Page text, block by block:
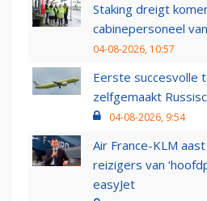
Staking dreigt
cabinepersoneel
04-08-2026, 10:57
Eerste succesvolle
zelfgemaakt
04-08-2026, 9:54
Air France-KLM
reizigers van
easyJet